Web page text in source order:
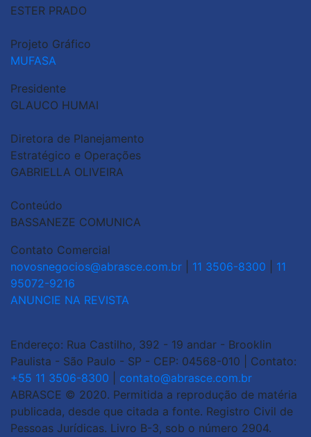
ESTER PRADO
Projeto Gráfico
MUFASA
Presidente
GLAUCO HUMAI
Diretora de Planejamento
Estratégico e Operações
GABRIELLA OLIVEIRA
Conteúdo
BASSANEZE COMUNICA
Contato Comercial
novosnegocios@abrasce.com.br
11 3506-8300
11
95072-9216
ANUNCIE NA REVISTA
Endereço: Rua Castilho, 392 - 19 andar - Brooklin
Paulista - São Paulo - SP - CEP: 04568-010 | Contato:
+55 11 3506-8300
contato@abrasce.com.br
ABRASCE © 2020. Permitida a reprodução de matéria
publicada, desde que citada a fonte. Registro Civil de
Pessoas Jurídicas. Livro B-3, sob o número 2904.